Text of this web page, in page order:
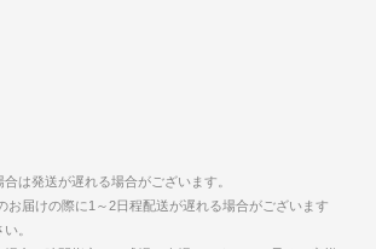
は発送が遅れる場合がございます。
届けの際に1～2日程配送が遅れる場合がございます
。